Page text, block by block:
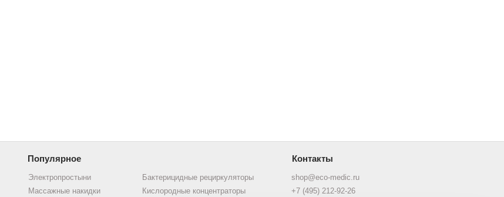
Популярное Контакты
Электропростыни
Массажные накидки
Бактерицидные рециркуляторы
Кислородные концентраторы
shop@eco-medic.ru
+7 (495) 212-92-26